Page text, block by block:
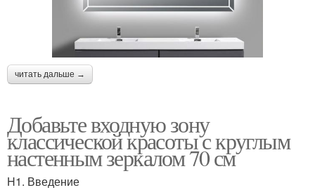
читать дальше →
Добавьте входную зону
классической красоты с круглым
настенным зеркалом 70 см
H1. Введение